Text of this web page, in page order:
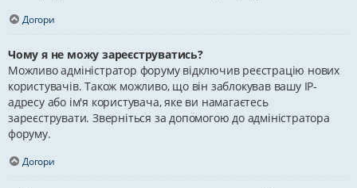
Догори
Чому я не можу зареєструватись?
Можливо адміністратор форуму відключив реєстрацію нових
користувачів. Також можливо, що він заблокував вашу IP-
адресу або ім'я користувача, яке ви намагаєтесь
зареєструвати. Зверніться за допомогою до адміністратора
форуму.
Догори